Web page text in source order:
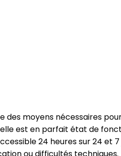
moyens nécessaires
est en parfait état de
24 heures sur 24 et
ou difficultés techniques.